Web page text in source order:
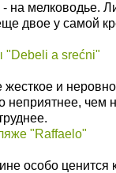
на мелководье.
двое у самой
жесткое и
неприятнее, чем
особо ценится